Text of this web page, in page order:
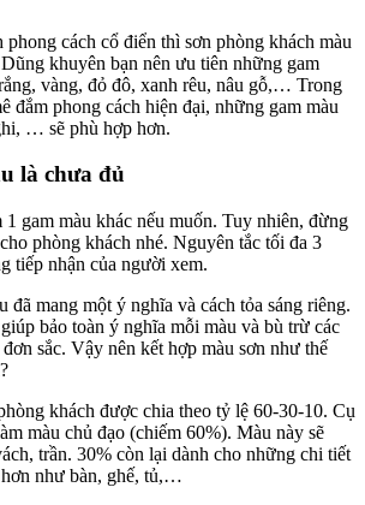
cách cổ điển thì sơn phòng khách màu
khuyên bạn nên ưu tiên những gam
vàng, đỏ đô, xanh rêu, nâu gỗ,… Trong
đắm phong cách hiện đại, những gam màu
… sẽ phù hợp hơn.
là chưa đủ
1 gam màu khác nếu muốn. Tuy nhiên, đừng
phòng khách nhé. Nguyên tắc tối đa 3
tiếp nhận của người xem.
đã mang một ý nghĩa và cách tỏa sáng riêng.
bảo toàn ý nghĩa mỗi màu và bù trừ các
sắc. Vậy nên kết hợp màu sơn như thế
khách được chia theo tỷ lệ 60-30-10. Cụ
màu chủ đạo (chiếm 60%). Màu này sẽ
trần. 30% còn lại dành cho những chi tiết
như bàn, ghế, tủ,…